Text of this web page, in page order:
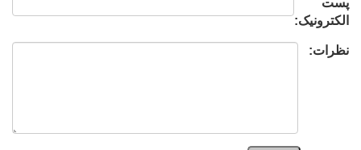
الکترونیک:
نظرات: